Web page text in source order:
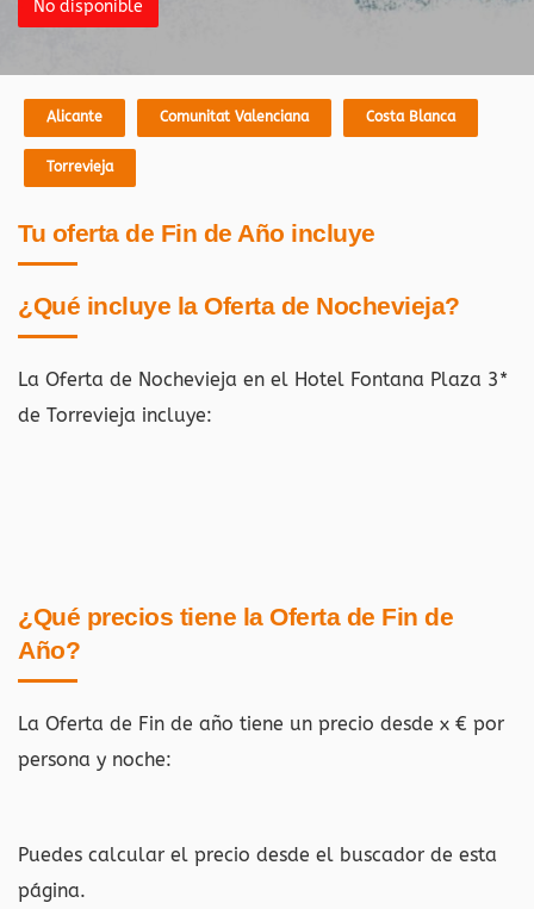
No disponible
Alicante Comunitat Valenciana Costa Blanca
Torrevieja
Tu oferta de Fin de Año incluye
¿Qué incluye la Oferta de Nochevieja?
La Oferta de Nochevieja en el Hotel Fontana Plaza 3*
de Torrevieja incluye:
¿Qué precios tiene la Oferta de Fin de
Año?
La Oferta de Fin de año tiene un precio desde x € por
persona y noche:
Puedes calcular el precio desde el buscador de esta
página.